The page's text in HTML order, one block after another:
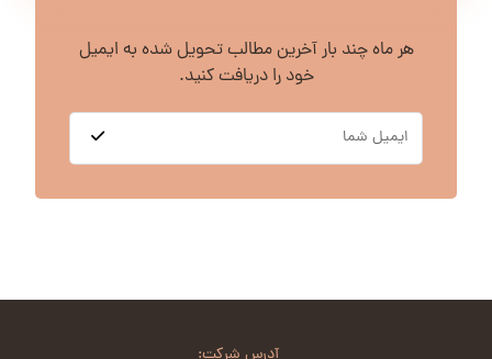
هر ماه چند بار آخرین مطالب تحویل شده به ایمیل
خود را دریافت کنید.